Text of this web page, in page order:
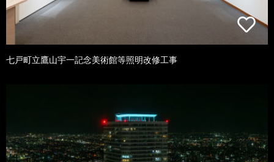
七戸町立鷹山宇一記念美術館等照明改修工事